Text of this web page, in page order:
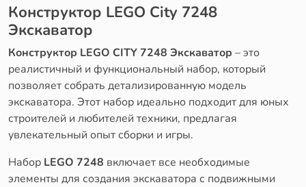
Конструктор LEGO City 7248
Экскаватор
Конструктор LEGO CITY 7248 Экскаватор – это
реалистичный и функциональный набор, который
позволяет собрать детализированную модель
экскаватора. Этот набор идеально подходит для юных
строителей и любителей техники, предлагая
увлекательный опыт сборки и игры.
Набор LEGO 7248 включает все необходимые
элементы для создания экскаватора с подвижными